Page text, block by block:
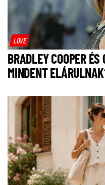
LOVE
BRADLEY COOPER
MINDENT